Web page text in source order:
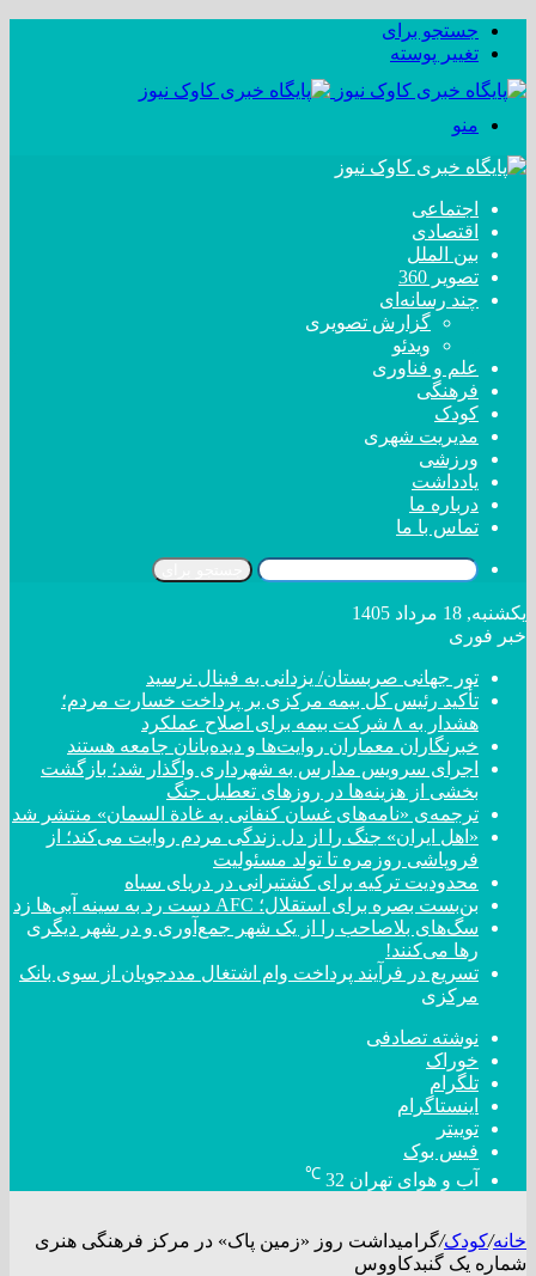
جستجو برای
تغییر پوسته
منو
اجتماعی
اقتصادی
بین الملل
تصویر 360
چند رسانه‌ای
گزارش تصویری
ویدئو
علم و فناوری
فرهنگی
کودک
مدیریت شهری
ورزشی
یادداشت
درباره ما
تماس با ما
یکشنبه, 18 مرداد 1405
خبر فوری
تور جهانی صربستان/ یزدانی به فینال نرسید
تأکید رئیس کل بیمه مرکزی بر پرداخت خسارت مردم؛
هشدار به ۸ شرکت‌ بیمه برای اصلاح عملکرد
خبرنگاران معماران روایت‌ها و دیده‌بانان جامعه هستند
اجرای سرویس مدارس به شهرداری واگذار شد؛ بازگشت
بخشی از هزینه‌ها در روزهای تعطیل جنگ
ترجمه‌ی «نامه‌های غسان کنفانی به غادة السمان» منتشر شد
«اهل ایران» جنگ را از دل زندگی مردم روایت می‌کند؛ از
فروپاشی روزمره تا تولد مسئولیت
محدودیت ترکیه برای کشتیرانی در دریای سیاه
بن‌بست بصره برای استقلال؛ AFC دست رد به سینه آبی‌ها زد
سگ‌های بلاصاحب را از یک شهر جمع‌آوری و در شهر دیگری
رها می‌کنند!
تسریع در فرآیند پرداخت وام اشتغال مددجویان از سوی بانک
مرکزی
نوشته تصادفی
خوراک
تلگرام
اینستاگرام
توییتر
فیس بوک
آب و هوای تهران 32
℃
خانه/کودک/گرامیداشت روز «زمین پاک» در مرکز فرهنگی هنری
شماره یک گنبدکاووس